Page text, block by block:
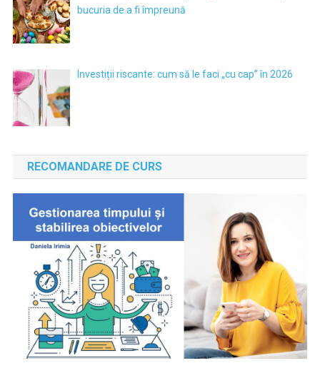
bucuria de a fi împreună
Investiții riscante: cum să le faci „cu cap” în 2026
RECOMANDARE DE CURS